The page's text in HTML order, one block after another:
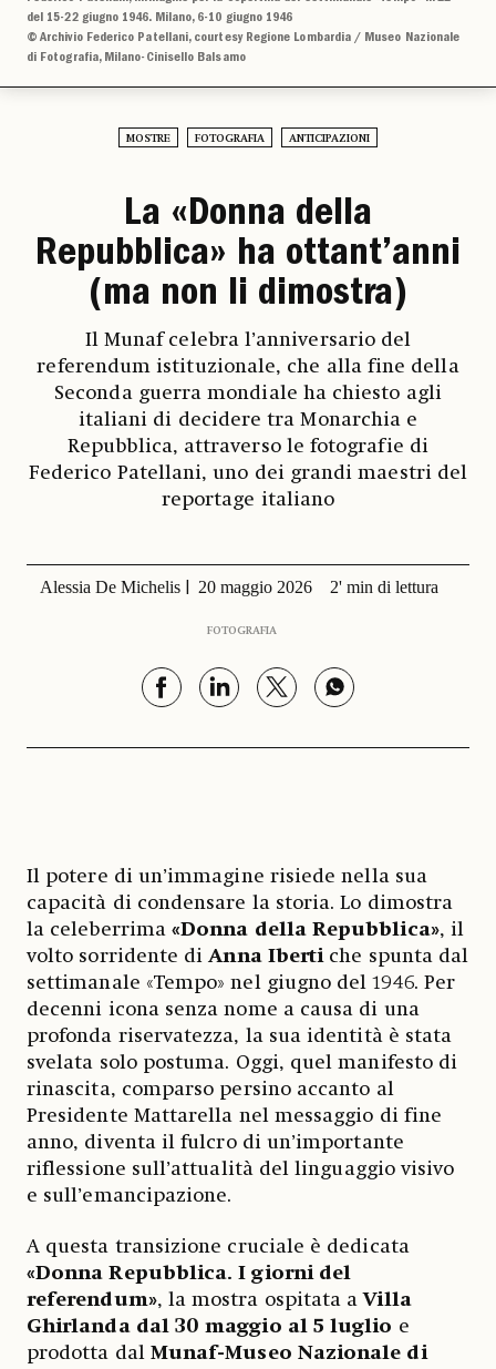
del 15-22 giugno 1946. Milano, 6-10 giugno 1946
© Archivio Federico Patellani, courtesy Regione Lombardia / Museo Nazionale
di Fotografia, Milano-Cinisello Balsamo
MOSTRE FOTOGRAFIA ANTICIPAZIONI
La «Donna della
Repubblica» ha ottant’anni
(ma non li dimostra)
Il Munaf celebra l’anniversario del
referendum istituzionale, che alla fine della
Seconda guerra mondiale ha chiesto agli
italiani di decidere tra Monarchia e
Repubblica, attraverso le fotografie di
Federico Patellani, uno dei grandi maestri del
reportage italiano
Alessia De Michelis 20 maggio 2026 2' min di lettura
FOTOGRAFIA
Il potere di un’immagine risiede nella sua
capacità di condensare la storia. Lo dimostra
la celeberrima«Donna della Repubblica», il
volto sorridente diAnna Ibertiche spunta dal
settimanale «Tempo» nel giugno del 1946. Per
decenni icona senza nome a causa di una
profonda riservatezza, la sua identità è stata
svelata solo postuma. Oggi, quel manifesto di
rinascita, comparso persino accanto al
Presidente Mattarella nel messaggio di fine
anno, diventa il fulcro di un’importante
riflessione sull’attualità del linguaggio visivo
e sull’emancipazione.
A questa transizione cruciale è dedicata
«Donna Repubblica. I giorni del
referendum», la mostra ospitata aVilla
Ghirlanda dal 30 maggio al 5 luglio e
prodotta dal Munaf-Museo Nazionale di